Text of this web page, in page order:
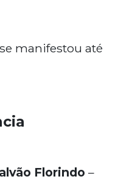
manifestou até
Florindo –